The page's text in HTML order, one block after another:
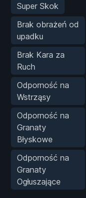
Super Skok
Brak obrażeń od
upadku
Brak Kara za
Ruch
Odporność na
Wstrząsy
Odporność na
Granaty
Błyskowe
Odporność na
Granaty
Ogłuszające